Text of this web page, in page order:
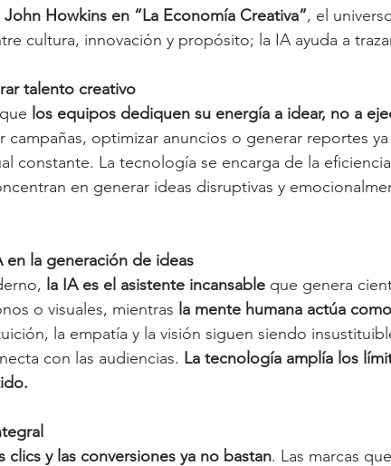
John Howkins en “La Economía Creativa”, el
cultura, innovación y propósito; la IA ayuda a
talento creativo
los equipos dediquen su energía a idear, no a
campañas, optimizar anuncios o generar reportes
constante. La tecnología se encarga de la
en generar ideas disruptivas y
la generación de ideas
la IA es el asistente incansable que genera
o visuales, mientras la mente humana actúa
la empatía y la visión siguen siendo
con las audiencias. La tecnología amplía los
clics y las conversiones ya no bastan. Las marcas que